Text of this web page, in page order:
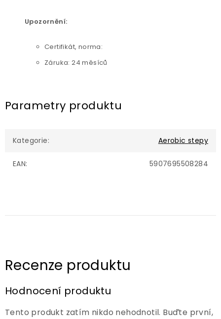
Upozornění:
Certifikát, norma:
Záruka: 24 měsíců
Parametry produktu
Kategorie: Aerobic stepy
EAN: 5907695508284
Hodnocení produktu
Tento produkt zatím nikdo nehodnotil. Buďte první,